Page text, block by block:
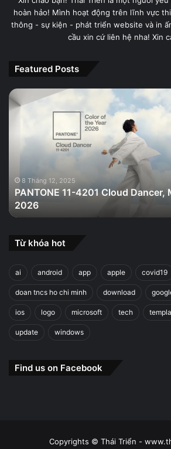
hoàn hảo! Mình hoạt động trên lĩnh vực
thông - sự kiện - phát triển website và in
cầu xin cứ liên hệ nha! Xin
Featured Posts
PANTONE
11-
Màu
của
năm
2026
8 Tháng 12, 2025
PANTONE 11-4201 Cloud Dancer,
2026
Từ khóa hot
ai android app apple covid19
doan tncs ho chi minh download
ios logo microsoft tech
update windows
Find us on Facebook
Copyrights © Thái Triển -